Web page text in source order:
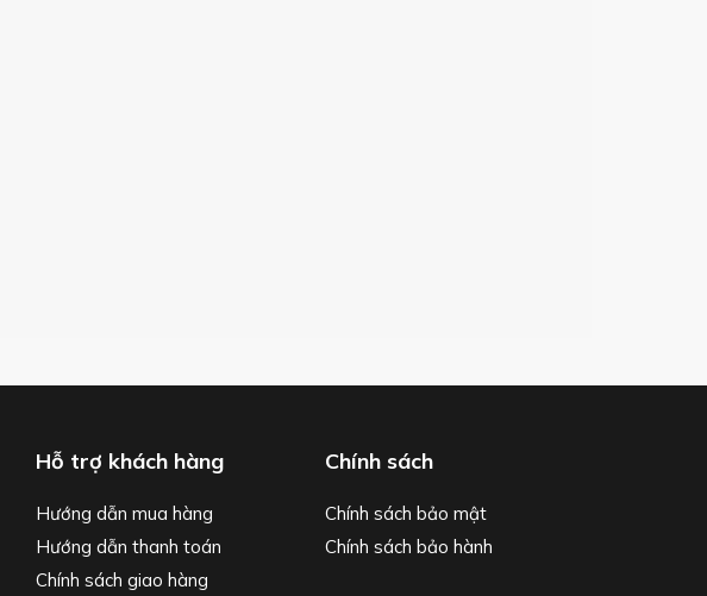
Hỗ trợ khách hàng
Hướng dẫn mua hàng
Hướng dẫn thanh toán
Chính sách giao hàng
Chính sách
Chính sách bảo mật
Chính sách bảo hành